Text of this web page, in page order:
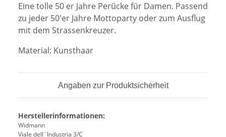
Eine tolle 50 er Jahre Perücke für Damen. Passend
zu jeder 50'er Jahre Mottoparty oder zum Ausflug
mit dem Strassenkreuzer.
Material: Kunsthaar
Angaben zur Produktsicherheit
Herstellerinformationen:
Widmann
Viale dell`Industria 3/C